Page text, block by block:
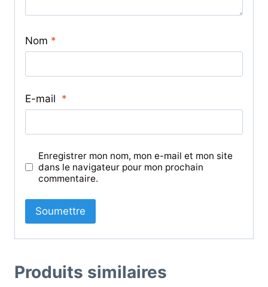
Nom *
E-mail *
Enregistrer mon nom, mon e-mail et mon site
dans le navigateur pour mon prochain
commentaire.
Produits similaires